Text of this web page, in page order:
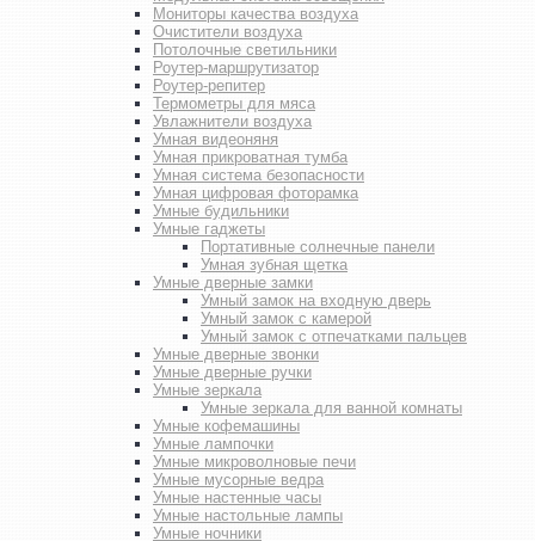
Мониторы качества воздуха
Очистители воздуха
Потолочные светильники
Роутер-маршрутизатор
Роутер-репитер
Термометры для мяса
Увлажнители воздуха
Умная видеоняня
Умная прикроватная тумба
Умная система безопасности
Умная цифровая фоторамка
Умные будильники
Умные гаджеты
Портативные солнечные панели
Умная зубная щетка
Умные дверные замки
Умный замок на входную дверь
Умный замок с камерой
Умный замок с отпечатками пальцев
Умные дверные звонки
Умные дверные ручки
Умные зеркала
Умные зеркала для ванной комнаты
Умные кофемашины
Умные лампочки
Умные микроволновые печи
Умные мусорные ведра
Умные настенные часы
Умные настольные лампы
Умные ночники